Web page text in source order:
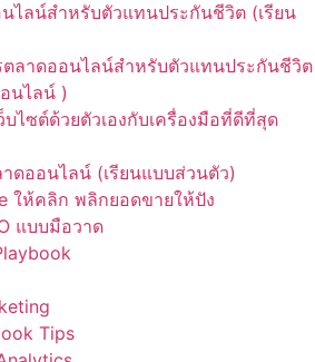
ไลน์สำหรับตัวแทนประกันชีวิต (เรียน
ลาดออนไลน์สำหรับตัวแทนประกันชีวิต
นไลน์ )
บไซต์ด้วยตัวเองกับเครื่องมือที่ดีที่สุด
ดออนไลน์ (เรียนแบบส่วนตัว)
ให้คลิก พลิกยอดขายให้ปัง
แบบมือวาด
Tips